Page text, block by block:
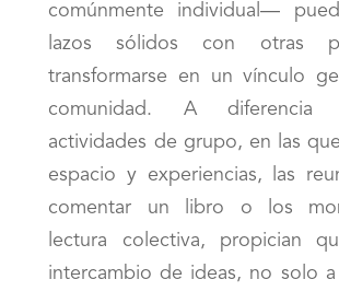
comúnmente individual—
lazos sólidos con otras
transformarse en un vínculo
comunidad. A
actividades de grupo, en las
espacio y experiencias, las
comentar un libro o los
lectura colectiva, propician
intercambio de ideas, no solo